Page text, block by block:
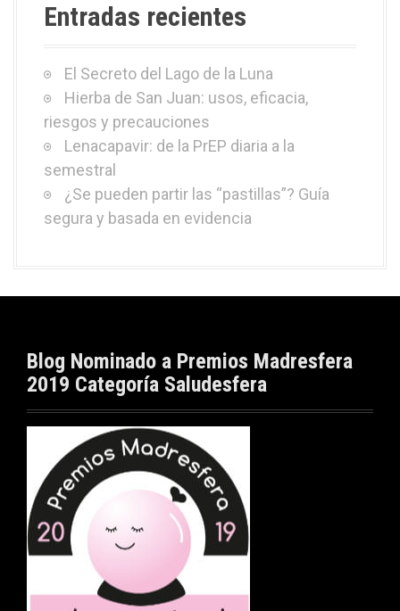
Entradas recientes
El Secreto del Lago de la Luna
Hierba de San Juan: usos, eficacia,
riesgos y precauciones
Lenacapavir: de la PrEP diaria a la
semestral
¿Se pueden partir las “pastillas”? Guía
segura y basada en evidencia
Blog Nominado a Premios Madresfera
2019 Categoría Saludesfera